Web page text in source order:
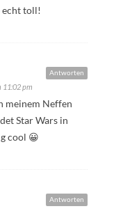
echt toll!
Antworten
11:02 pm
meinem Neffen
Star Wars in
cool 😀
Antworten